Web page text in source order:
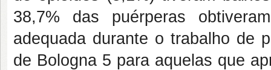
38,7% das puérperas
adequada durante o trabalho de
de Bologna 5 para aquelas que